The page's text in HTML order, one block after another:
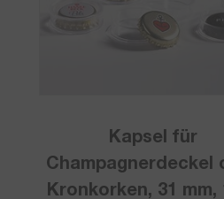
Kapsel für
Champagnerdeckel
Kronkorken, 31 mm,